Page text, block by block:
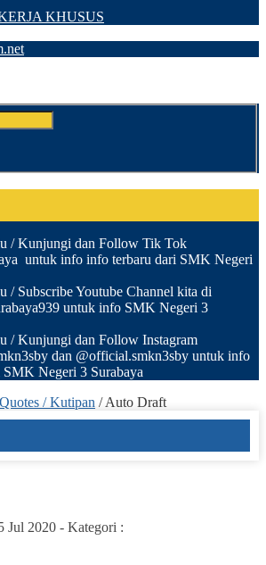
KHUSUS
/ Kunjungi dan Follow Tik Tok
untuk info info terbaru dari SMK Negeri
/ Subscribe Youtube Channel kita di
untuk info SMK Negeri 3
/ Kunjungi dan Follow Instagram
dan @official.smkn3sby untuk info
Negeri 3 Surabaya
Quotes / Kutipan /Auto Draft
Jul 2020 - Kategori :